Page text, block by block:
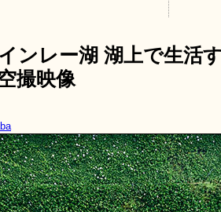
ンレー湖 湖上で生活
撮映像